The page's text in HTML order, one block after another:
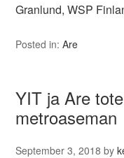
Granlund, WSP
Posted in:Are
YIT ja Are
metroaseman
September 3, 2018 by